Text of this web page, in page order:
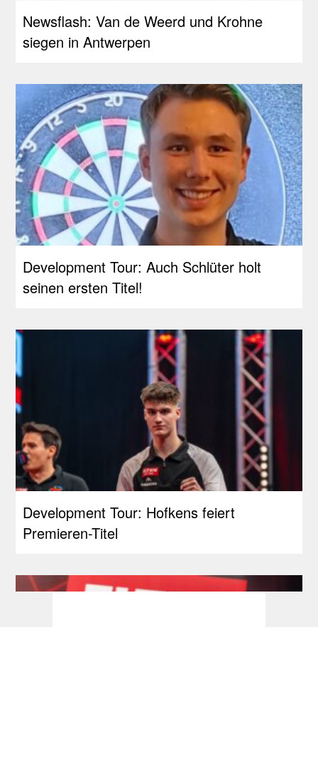
Newsflash: Van de Weerd und Krohne
siegen in Antwerpen
Development Tour: Auch Schlüter holt
seinen ersten Titel!
Development Tour: Hofkens feiert
Premieren-Titel